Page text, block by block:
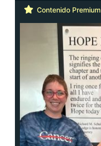
Contenido Premium